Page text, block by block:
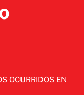
OCURRIDOS EN